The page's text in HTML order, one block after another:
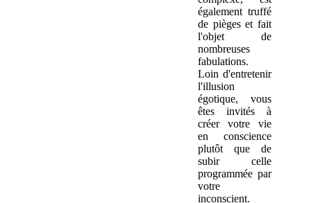
également truffé
de pièges et fait
l'objet de
nombreuses
fabulations.
Loin d'entretenir
l'illusion
égotique, vous
êtes invités à
créer votre vie
en conscience
plutôt que de
subir celle
programmée par
votre
inconscient.